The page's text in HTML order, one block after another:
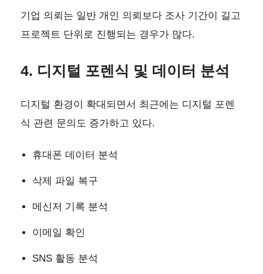
기업 의뢰는 일반 개인 의뢰보다 조사 기간이 길고
프로젝트 단위로 진행되는 경우가 많다.
4. 디지털 포렌식 및 데이터 분석
디지털 환경이 확대되면서 최근에는 디지털 포렌
식 관련 문의도 증가하고 있다.
휴대폰 데이터 분석
삭제 파일 복구
메신저 기록 분석
이메일 확인
SNS 활동 분석